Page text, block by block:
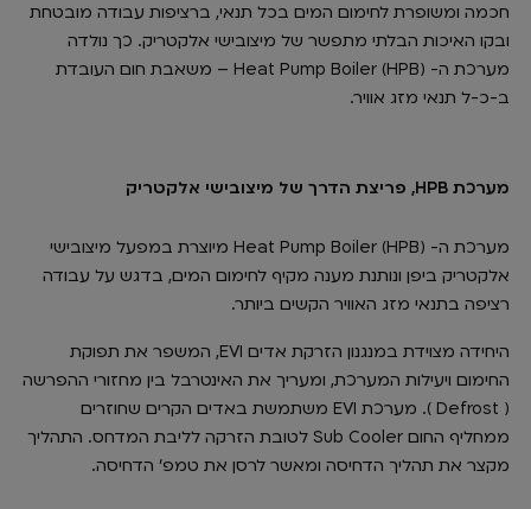
חכמה ומשופרת לחימום המים בכל תנאי, ברציפות עבודה מובטחת
ובקו האיכות הבלתי מתפשר של מיצובישי אלקטריק. כך נולדה
מערכת ה- Heat Pump Boiler (HPB) – משאבת חום העובדת
ב-כ-ל תנאי מזג אוויר.
מערכת HPB, פריצת הדרך של מיצובישי אלקטריק
מערכת ה- Heat Pump Boiler (HPB) מיוצרת במפעל מיצובישי
אלקטריק ביפן ונותנת מענה מקיף לחימום המים, בדגש על עבודה
רציפה בתנאי מזג האוויר הקשים ביותר.
היחידה מצוידת במנגנון הזרקת אדים EVI, המשפר את תפוקת
החימום ויעילות המערכת, ומעריך את האינטרבל בין מחזורי ההפרשה
( Defrost ). מערכת EVI משתמשת באדים הקרים שחוזרים
ממחליף החום Sub Cooler לטובת הזרקה לליבת המדחס. התהליך
מקצר את תהליך הדחיסה ומאשר לרסן את טמפ' הדחיסה.